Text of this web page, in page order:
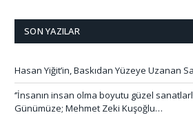
SON YAZILAR
Hasan Yiğit’in, Baskıdan Yüzeye Uzanan
‘’İnsanın insan olma boyutu güzel
Günümüze; Mehmet Zeki Kuşoğlu…